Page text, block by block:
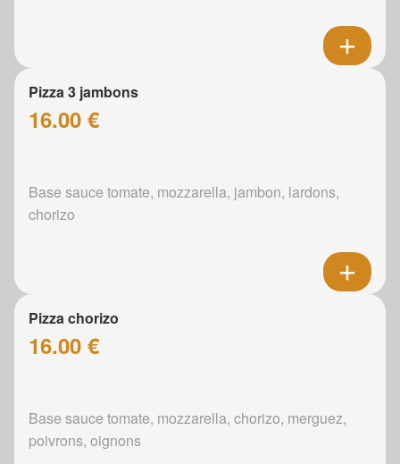
Pizza 3 jambons
16.00 €
Base sauce tomate, mozzarella, jambon, lardons,
chorizo
Pizza chorizo
16.00 €
Base sauce tomate, mozzarella, chorizo, merguez,
poivrons, oignons